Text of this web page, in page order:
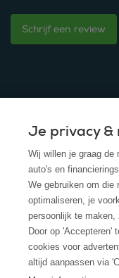
Schrijf een review
© 2025 - ROS Krediet
Algemene
Disclaimer
Privacy Policy
Cookies
Je privacy
Wij willen je graag de
auto's en
We gebruiken om die
optimaliseren, je
persoonlijk te maken,
Door op 'Accepteren'
cookies voor
altijd aanpassen via